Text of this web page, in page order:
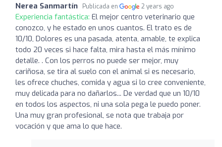
Nerea Sanmartín Publicada en 2 years ago
Experiencia fantástica: El mejor centro veterinario que
conozco, y he estado en unos cuantos. El trato es de
10/10, Dolores es una pasada, atenta, amable, te explica
todo 20 veces si hace falta, mira hasta el más mínimo
detalle. . Con los perros no puede ser mejor, muy
cariñosa, se tira al suelo con el animal si es necesario,
les ofrece chuches, comida y agua si lo cree conveniente,
muy delicada para no dañarlos... De verdad que un 10/10
en todos los aspectos, ni una sola pega le puedo poner.
Una muy gran profesional, se nota que trabaja por
vocación y que ama lo que hace.